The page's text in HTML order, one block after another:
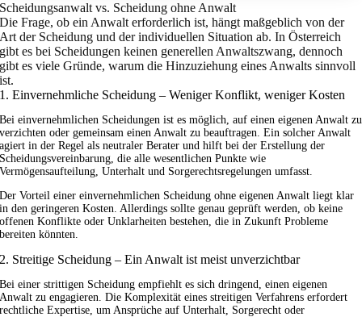
Scheidungsanwalt vs. Scheidung ohne Anwalt
Die Frage, ob ein Anwalt erforderlich ist, hängt maßgeblich von der
Art der Scheidung und der individuellen Situation ab. In Österreich
gibt es bei Scheidungen keinen generellen Anwaltszwang, dennoch
gibt es viele Gründe, warum die Hinzuziehung eines Anwalts sinnvoll
ist.
1. Einvernehmliche Scheidung – Weniger Konflikt, weniger Kosten
Bei einvernehmlichen Scheidungen ist es möglich, auf einen eigenen Anwalt zu
verzichten oder gemeinsam einen Anwalt zu beauftragen. Ein solcher Anwalt
agiert in der Regel als neutraler Berater und hilft bei der Erstellung der
Scheidungsvereinbarung, die alle wesentlichen Punkte wie
Vermögensaufteilung, Unterhalt und Sorgerechtsregelungen umfasst.
Der Vorteil einer einvernehmlichen Scheidung ohne eigenen Anwalt liegt klar
in den geringeren Kosten. Allerdings sollte genau geprüft werden, ob keine
offenen Konflikte oder Unklarheiten bestehen, die in Zukunft Probleme
bereiten könnten.
2. Streitige Scheidung – Ein Anwalt ist meist unverzichtbar
Bei einer strittigen Scheidung empfiehlt es sich dringend, einen eigenen
Anwalt zu engagieren. Die Komplexität eines streitigen Verfahrens erfordert
rechtliche Expertise, um Ansprüche auf Unterhalt, Sorgerecht oder